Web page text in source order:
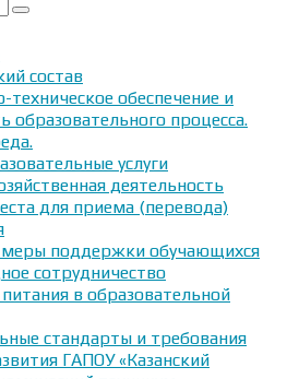
состав
обеспечение и
образовательного процесса.
услуги
деятельность
для приема (перевода)
меры поддержки обучающихся
сотрудничество
в образовательной
стандарты и требования
ГАПОУ «Казанский